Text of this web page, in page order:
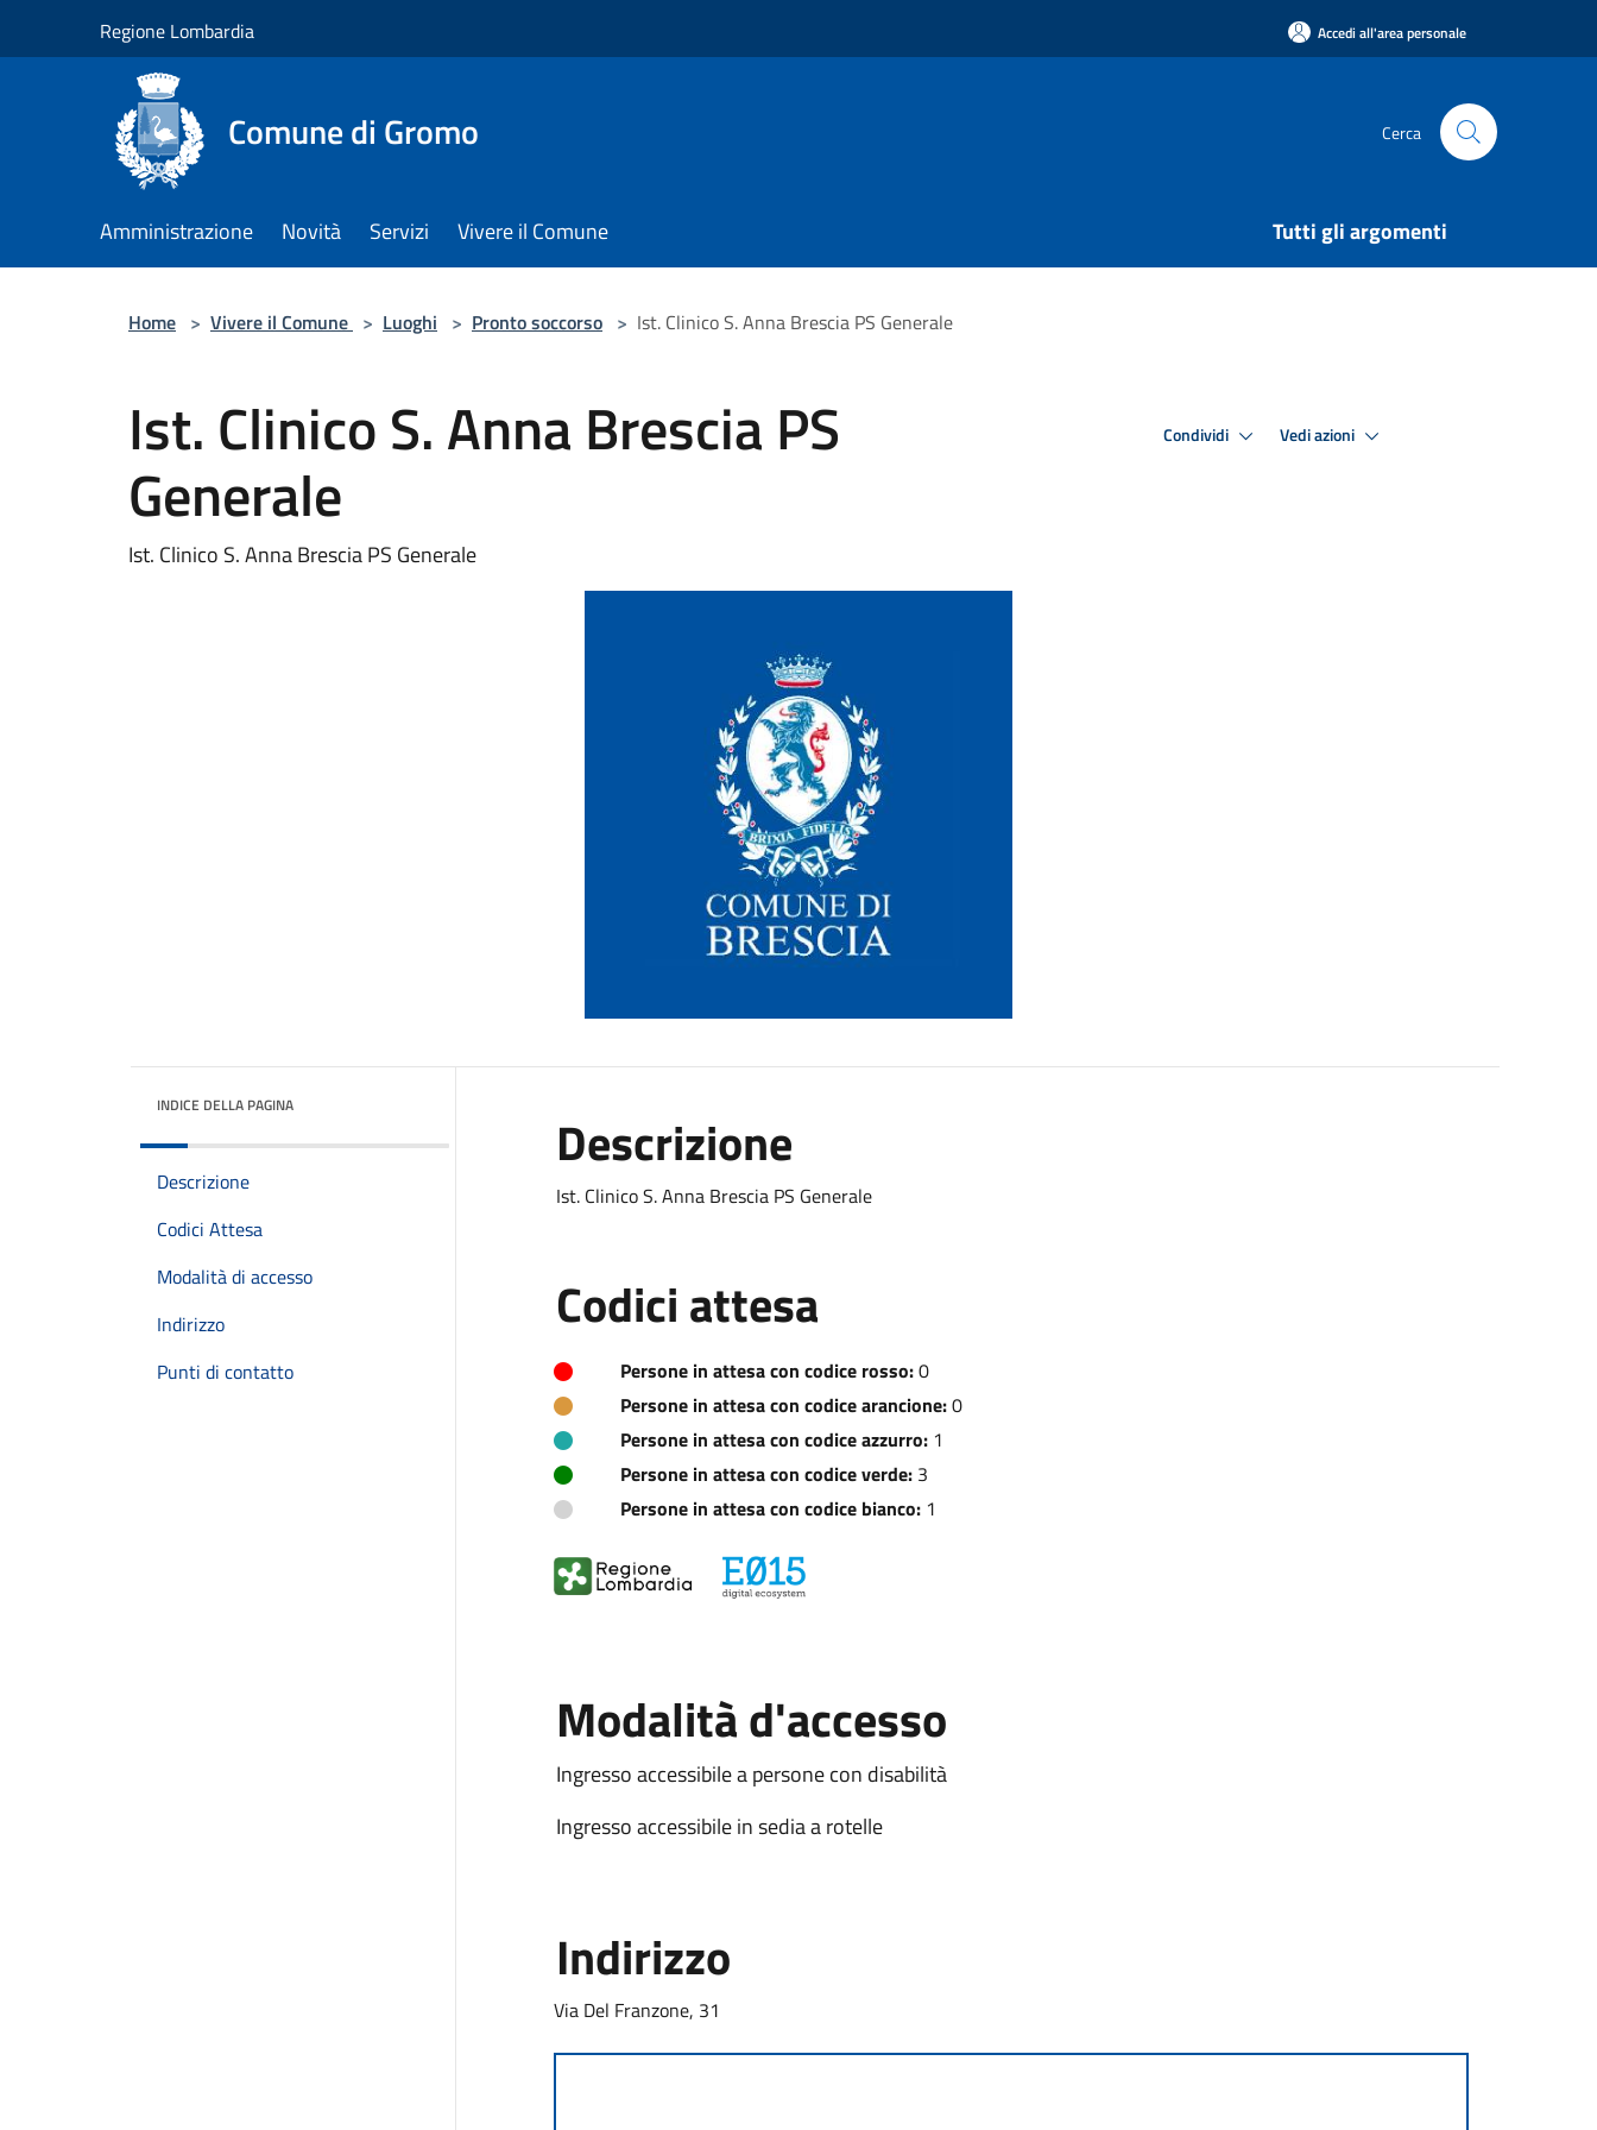
Regione Lombardia Accedi all'area personale
Comune di Gromo Cerca
Amministrazione Novità Servizi Vivere il Comune Tutti gli argomenti
Home > Vivere il Comune > Luoghi > Pronto soccorso > Ist. Clinico S. Anna Brescia PS Generale
Ist. Clinico S. Anna Brescia PS
Generale
Ist. Clinico S. Anna Brescia PS Generale
Condividi Vedi azioni
INDICE DELLA PAGINA
Descrizione
Codici Attesa
Modalità di accesso
Indirizzo
Punti di contatto
Descrizione
Ist. Clinico S. Anna Brescia PS Generale
Codici attesa
Persone in attesa con codice rosso:0
Persone in attesa con codice arancione:0
Persone in attesa con codice azzurro:1
Persone in attesa con codice verde:3
Persone in attesa con codice bianco:1
Modalità d'accesso
Ingresso accessibile a persone con disabilità
Ingresso accessibile in sedia a rotelle
Indirizzo
Via Del Franzone, 31